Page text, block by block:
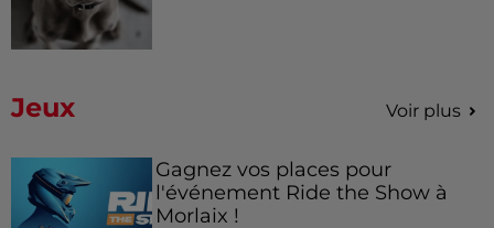
Jeux Voir plus
Gagnez vos places pour
l'événement Ride the Show à
Morlaix !